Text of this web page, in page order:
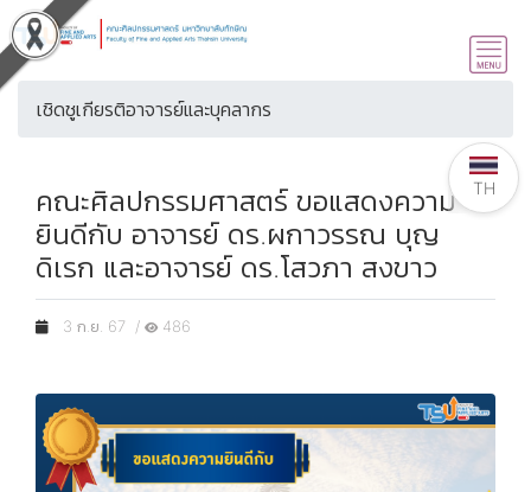
เชิดชูเกียรติอาจารย์และบุคลากร
คณะศิลปกรรมศาสตร์ ขอแสดงความ
ยินดีกับ อาจารย์ ดร.ผกาวรรณ บุญ
ดิเรก และอาจารย์ ดร.โสวภา สงขาว
3 ก.ย. 67 / 486
TH